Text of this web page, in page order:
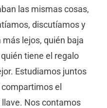
las mismas cosas,
discutíamos y
lejos, quién baja
tiene el regalo
Estudiamos juntos
el
Nos contamos